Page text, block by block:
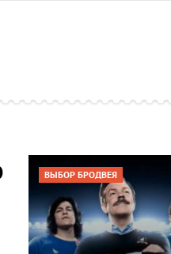
ВЫБОР БРОДВЕЯ